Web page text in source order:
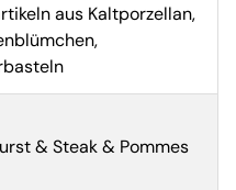
aus Kaltporzellan,
& Steak & Pommes